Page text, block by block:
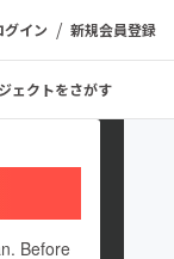
グイン / 新規会員登録
ェクトをさがす
Before